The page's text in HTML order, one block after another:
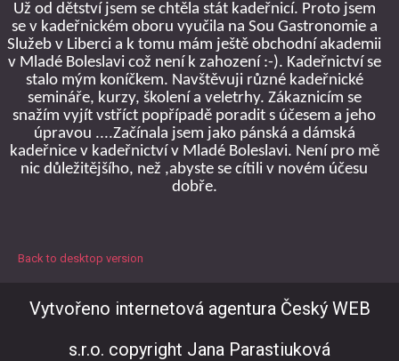
Už od dětství jsem se chtěla stát kadeřnicí. Proto jsem
se v kadeřnickém oboru vyučila na Sou Gastronomie a
Služeb v Liberci a k tomu mám ještě obchodní akademii
v Mladé Boleslavi což není k zahození :-). Kadeřnictví se
stalo mým koníčkem. Navštěvuji různé kadeřnické
semináře, kurzy, školení a veletrhy. Zákaznicím se
snažím vyjít vstříct popřípadě poradit s účesem a jeho
úpravou ....Začínala jsem jako pánská a dámská
kadeřnice v kadeřnictví v Mladé Boleslavi. Není pro mě
nic důležitějšího, než ,abyste se cítili v novém účesu
dobře.
Back to desktop version
Vytvořeno internetová agentura Český WEB
s.r.o. copyright Jana Parastiuková